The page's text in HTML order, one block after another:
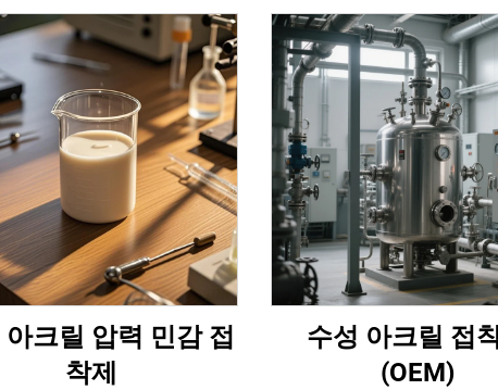
크릴 압력 민감 접
착제
수성 아크릴 접
(OEM)